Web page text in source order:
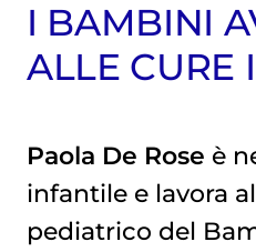
I BAMBINI
ALLE CURE
Paola De Rose è
infantile e lavora
pediatrico del